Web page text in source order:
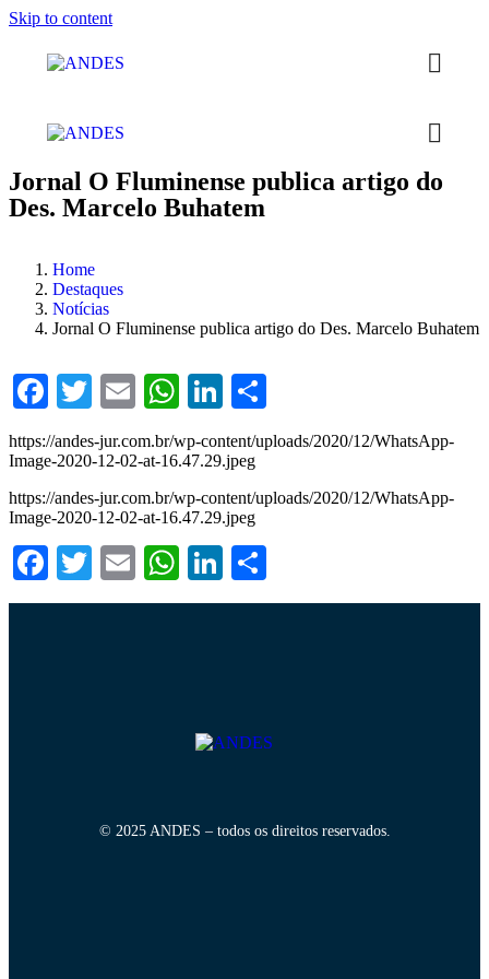
Skip to content
Jornal O Fluminense publica artigo do
Des. Marcelo Buhatem
Home
Destaques
Notícias
Jornal O Fluminense publica artigo do Des. Marcelo Buhatem
Facebook
TwitterEmailWhatsApp
LinkedIn
https://andes-jur.com.br/wp-content/uploads/2020/12/WhatsApp-
Image-2020-12-02-at-16.47.29.jpeg
https://andes-jur.com.br/wp-content/uploads/2020/12/WhatsApp-
Image-2020-12-02-at-16.47.29.jpeg
Facebook
TwitterEmailWhatsApp
LinkedIn
© 2025 ANDES – todos os direitos reservados.